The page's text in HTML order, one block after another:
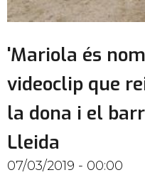
'Mariola és
videoclip que
la dona i el
Lleida
07/03/2019 - 00:00